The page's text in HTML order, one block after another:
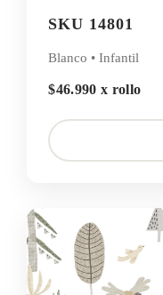
SKU 14801
Blanco • Infantil
$46.990 x rollo